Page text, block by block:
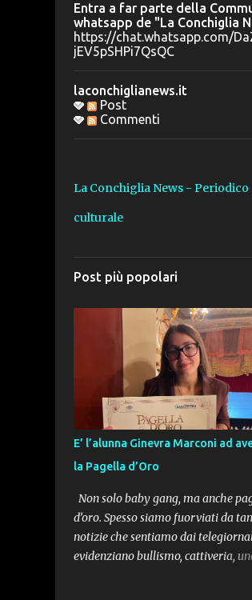
Entra a far parte della
whatsapp de "La Conchiglia
https://chat.whatsapp.com/
jEV5pSHPi7QsQC
laconchiglianews.it
Post
Commenti
La Conchiglia News - Periodico
culturale
Post più popolari
E’ l’alunna Ginevra Marconi ad
la Pagella d’Oro
Non solo baby gang, ma anche
d’oro. Spesso siamo fuorviati da
notizie che sentiamo dai
evidenziano bullismo, cattiveria,